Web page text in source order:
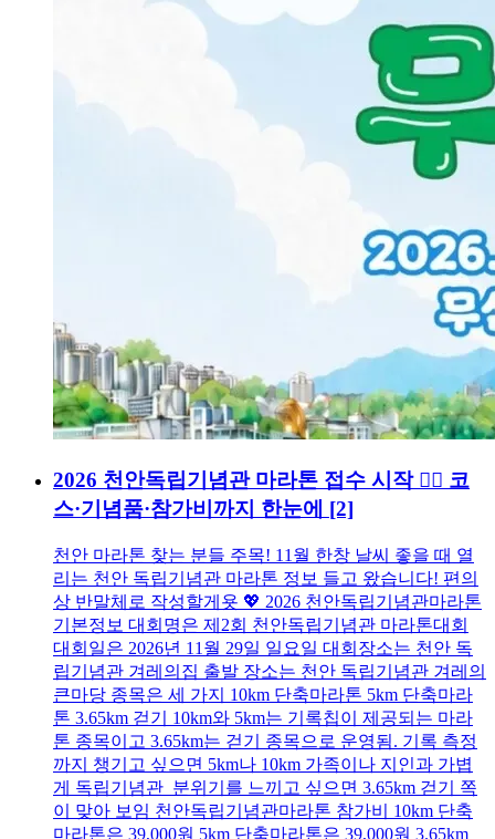
2026 천안독립기념관 마라톤 접수 시작 🏃‍♂️ 코
스·기념품·참가비까지 한눈에 [2]
천안 마라톤 찾는 분들 주목! 11월 한창 날씨 좋을 때 열
리는 천안 독립기념관 마라톤 정보 들고 왔습니다! 편의
상 반말체로 작성할게욧 💖 2026 천안독립기념관마라톤
기본정보 대회명은 제2회 천안독립기념관 마라톤대회
대회일은 2026년 11월 29일 일요일 대회장소는 천안 독
립기념관 겨레의집 출발 장소는 천안 독립기념관 겨레의
큰마당 종목은 세 가지 10km 단축마라톤 5km 단축마라
톤 3.65km 걷기 10km와 5km는 기록칩이 제공되는 마라
톤 종목이고 3.65km는 걷기 종목으로 운영됨. 기록 측정
까지 챙기고 싶으면 5km나 10km 가족이나 지인과 가볍
게 독립기념관 분위기를 느끼고 싶으면 3.65km 걷기 쪽
이 맞아 보임 천안독립기념관마라톤 참가비 10km 단축
마라톤은 39,000원 5km 단축마라톤은 39,000원 3.65km